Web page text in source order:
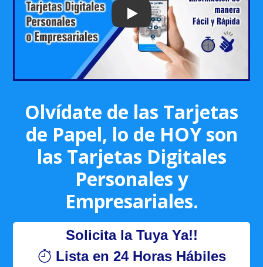
Play: Keynote (Google I/O '18)
Olvídate de las Tarjetas
de Papel, lo de HOY son
las Tarjetas Digitales
Personales y
Empresariales.
Solicita la Tuya Ya!!
Lista en 24 Horas Hábiles